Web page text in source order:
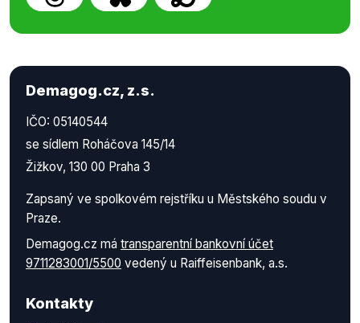
Demagog.cz, z.s.
IČO: 05140544
se sídlem Roháčova 145/14
Žižkov, 130 00 Praha 3
Zapsaný ve spolkovém rejstříku u Městského soudu v
Praze.
Demagog.cz má transparentní bankovní účet
9711283001/5500 vedený u Raiffeisenbank, a.s.
Kontakty